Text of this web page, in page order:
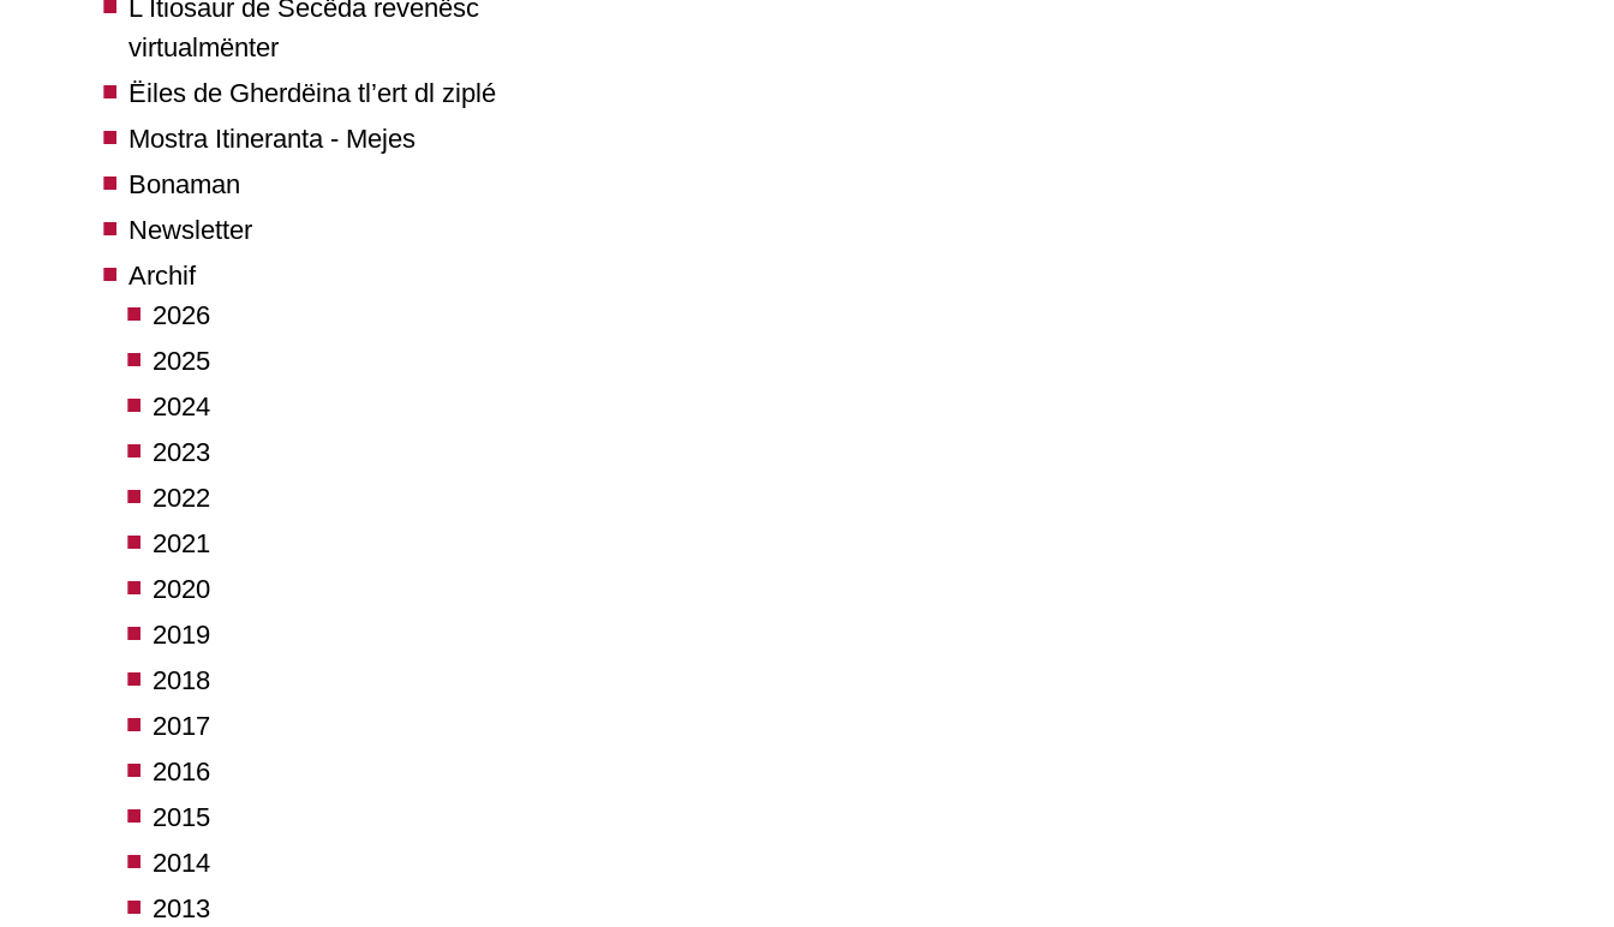
L Itiosaur de Secëda revenësc
virtualmënter
Ëiles de Gherdëina tl’ert dl ziplé
Mostra Itineranta - Mejes
Bonaman
Newsletter
Archif
2026
2025
2024
2023
2022
2021
2020
2019
2018
2017
2016
2015
2014
2013